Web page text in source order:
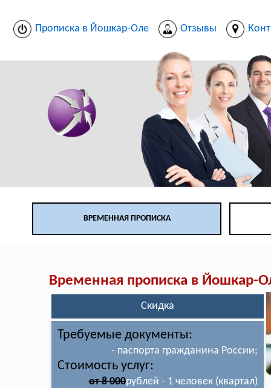
Прописка в Йошкар-Оле Отзывы
ВРЕМЕННАЯ ПРОПИСКА
Временная прописка в Йошкар-
Скидка
Требуемые документы:
- паспорта гражданина России;
Стоимость услуг:
от 8 000рублей - 1 человек (квартал)